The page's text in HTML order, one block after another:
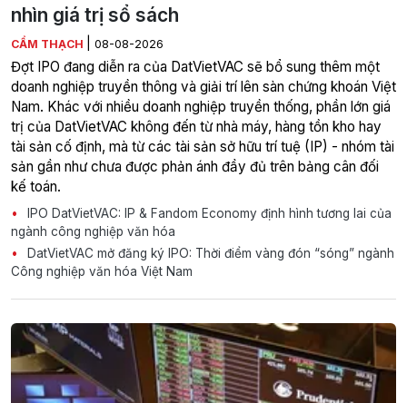
nhìn giá trị sổ sách
CẨM THẠCH 08-08-2026
Đợt IPO đang diễn ra của DatVietVAC sẽ bổ sung thêm một
doanh nghiệp truyền thông và giải trí lên sàn chứng khoán Việt
Nam. Khác với nhiều doanh nghiệp truyền thống, phần lớn giá
trị của DatVietVAC không đến từ nhà máy, hàng tồn kho hay
tài sản cố định, mà từ các tài sản sở hữu trí tuệ (IP) - nhóm tài
sản gần như chưa được phản ánh đầy đủ trên bảng cân đối
kế toán.
IPO DatVietVAC: IP & Fandom Economy định hình tương lai của
ngành công nghiệp văn hóa
DatVietVAC mở đăng ký IPO: Thời điểm vàng đón “sóng” ngành
Công nghiệp văn hóa Việt Nam